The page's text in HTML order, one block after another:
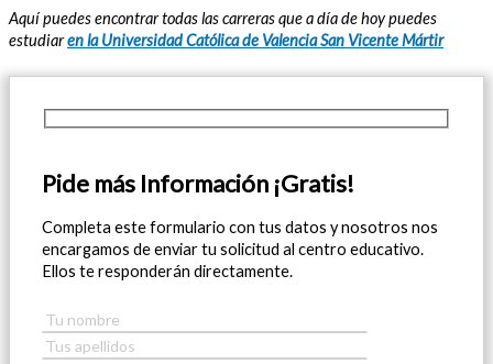
Aquí puedes encontrar todas las carreras que a día de hoy puedes
estudiaren la Universidad Católica de Valencia San Vicente Mártir
Pide más Información ¡Gratis!
Completa este formulario con tus datos y nosotros nos
encargamos de enviar tu solicitud al centro educativo.
Ellos te responderán directamente.